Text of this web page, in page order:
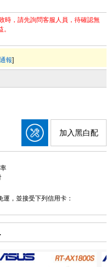
時，請先詢問客服人員，待確認無
報]
加入黑白配
，並接受下列信用卡：